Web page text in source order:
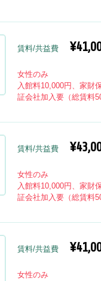
賃料/共益費
女性のみ
入館料10,000円、家財
証会社加入要（総賃料
賃料/共益費
女性のみ
入館料10,000円、家財
証会社加入要（総賃料
賃料/共益費
女性のみ